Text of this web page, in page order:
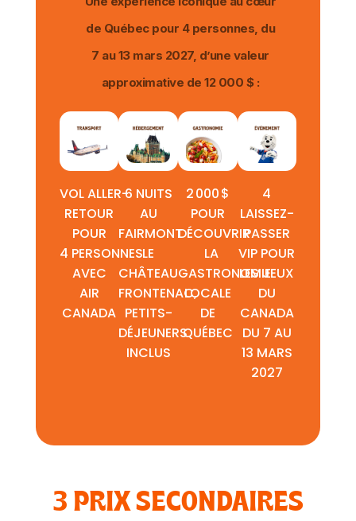
de Québec pour 4 personnes, du
7 au 13 mars 2027, d’une valeur
approximative de 12 000 $ :
VOL ALLER-
RETOUR
POUR
4 PERSONNES
AVEC
AIR
CANADA
6 NUITS
AU
FAIRMONT
LE
CHÂTEAU
FRONTENAC,
PETITS-
DÉJEUNERS
INCLUS
2 000 $
POUR
DÉCOUVRIR
LA
GASTRONOMIE
LOCALE
DE
QUÉBEC
4
LAISSEZ-
PASSER
VIP POUR
LES JEUX
DU
CANADA
DU 7 AU
13 MARS
2027
3 PRIX SECONDAIRES